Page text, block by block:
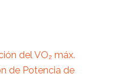
del VO₂ máx.
de Potencia de